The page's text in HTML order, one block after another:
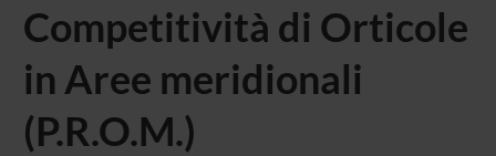
Competitività di Orticole
in Aree meridionali
(P.R.O.M.)